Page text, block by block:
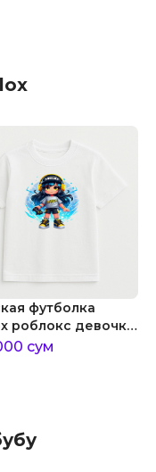
футболка
роблокс девочка
сум